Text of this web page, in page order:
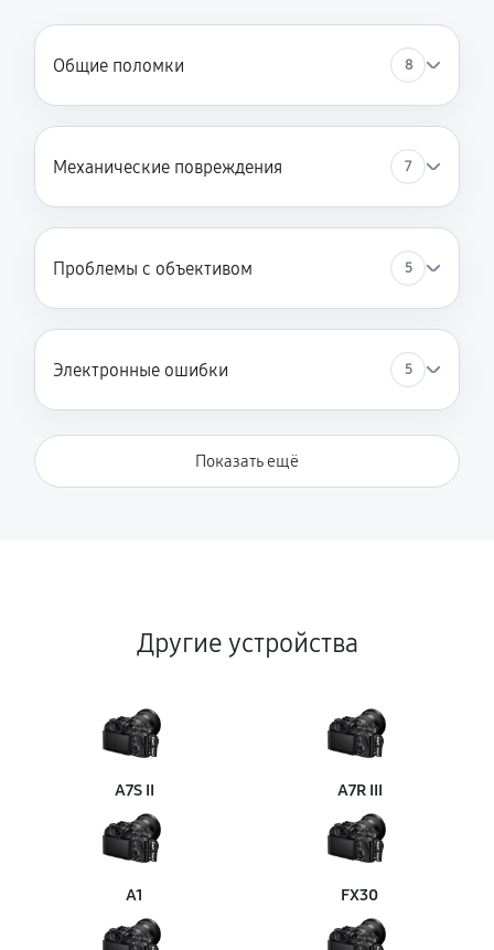
Общие поломки 8
Механические повреждения 7
Проблемы с объективом 5
Электронные ошибки 5
Показать ещё
Другие устройства
A7S II A7R III
A1 FX30